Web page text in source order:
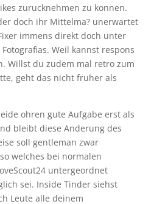
zurucknehmen zu konnen.
doch ihr Mittelma? unerwartet
immens direkt doch unter
Weil kannst respons
Willst du zudem mal retro zum
geht das nicht fruher als
ohren gute Aufgabe erst als
bleibt diese Anderung des
soll gentleman zwar
welches bei normalen
untergeordnet
sei. Inside Tinder siehst
Leute alle deinem